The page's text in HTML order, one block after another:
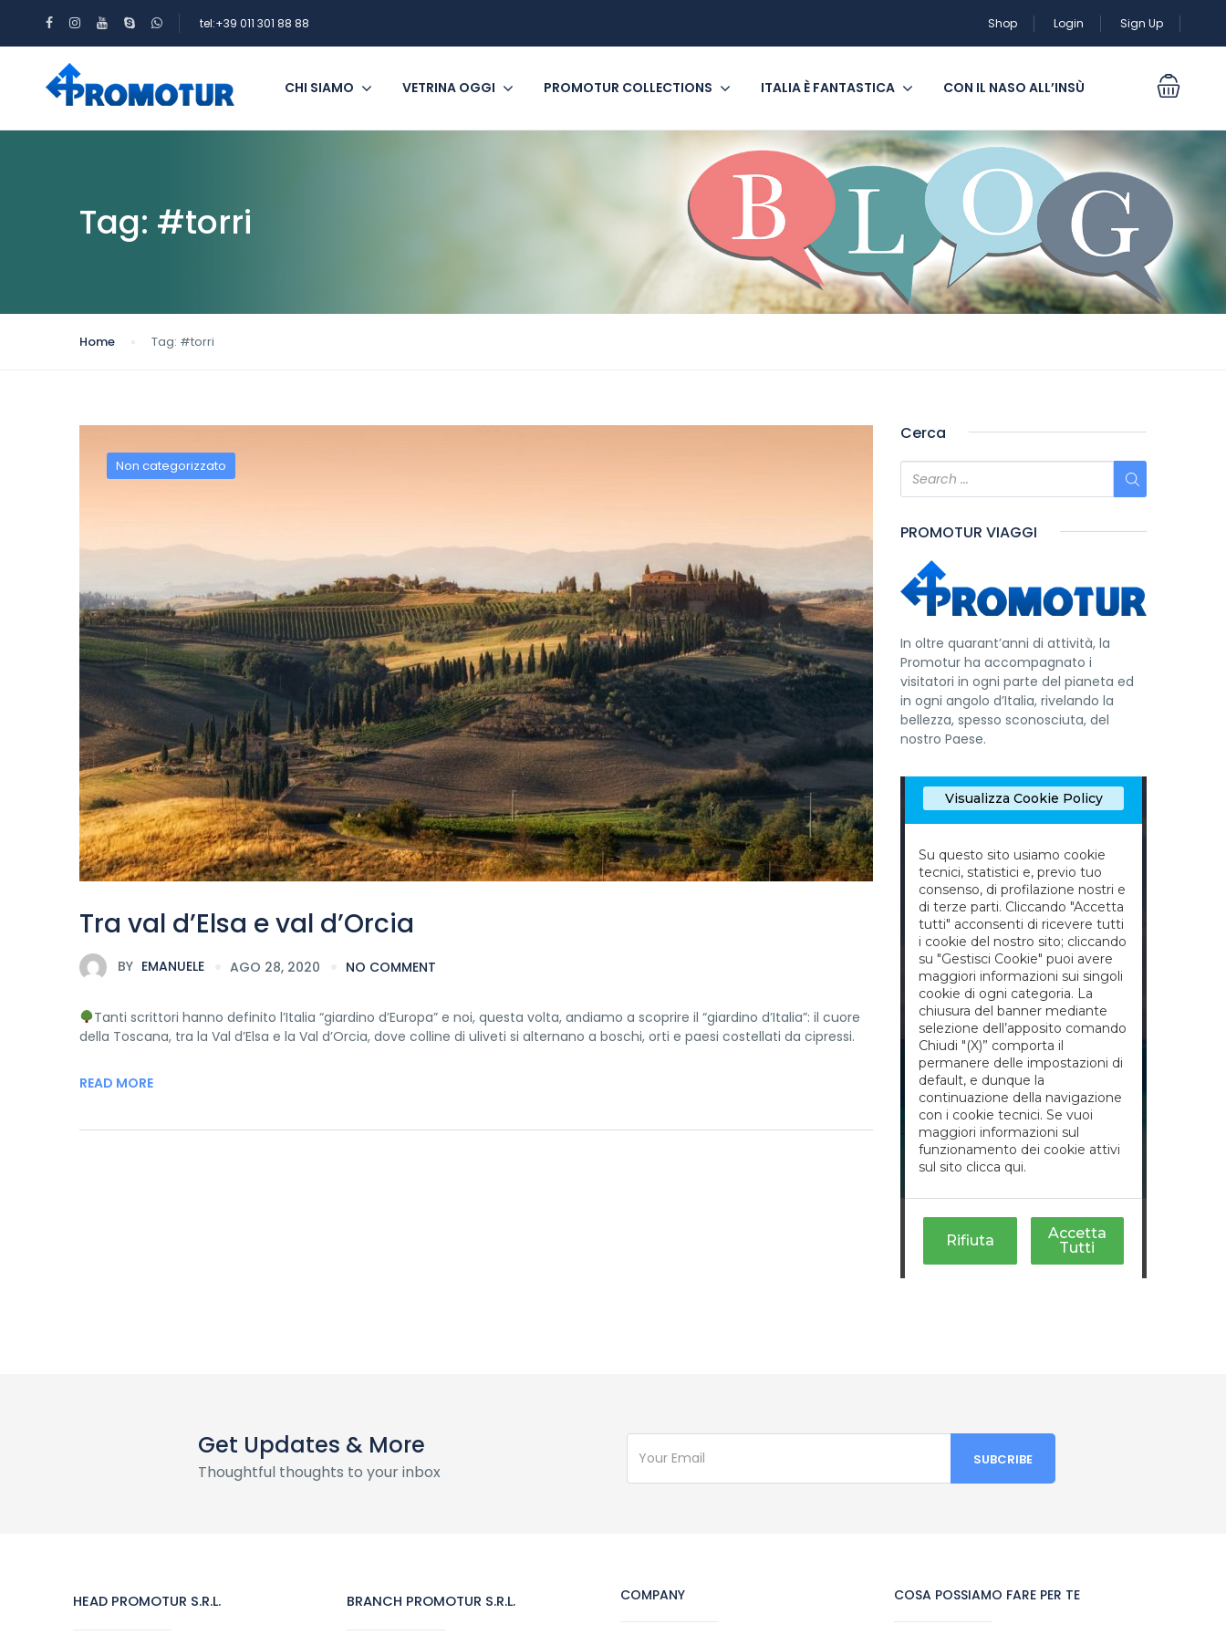
tel:+39 011 301 88 88 Shop Login Sign Up
CHI SIAMO VETRINA OGGI PROMOTUR COLLECTIONS ITALIA È FANTASTICA CON IL NASO ALL’INSÙ
Tag: #torri
Home Tag: #torri
Non categorizzato
Tra val d’Elsa e val d’Orcia
BY EMANUELE AGO 28, 2020 NO COMMENT
Tanti scrittori hanno definito l’Italia “giardino d’Europa” e noi, questa volta, andiamo a scoprire il “giardino d’Italia”: il cuore
della Toscana, tra la Val d’Elsa e la Val d’Orcia, dove colline di uliveti si alternano a boschi, orti e paesi costellati da cipressi.
READ MORE
Cerca
PROMOTUR VIAGGI
In oltre quarant’anni di attività, la
Promotur ha accompagnato i
visitatori in ogni parte del pianeta ed
in ogni angolo d’Italia, rivelando la
bellezza, spesso sconosciuta, del
nostro Paese.
Get Updates & More
Thoughtful thoughts to your inbox
HEAD PROMOTUR S.R.L. BRANCH PROMOTUR S.R.L. COMPANY COSA POSSIAMO FARE PER TE